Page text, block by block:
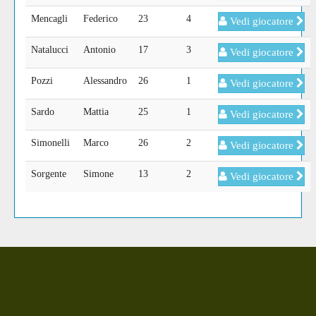
Mencagli Federico 23 4 Vedi giocatore
Natalucci Antonio 17 3 Vedi giocatore
Pozzi Alessandro 26 1 Vedi giocatore
Sardo Mattia 25 1 Vedi giocatore
Simonelli Marco 26 2 Vedi giocatore
Sorgente Simone 13 2 Vedi giocatore